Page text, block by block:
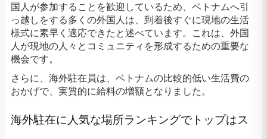
国人が参加することを歓迎しているため、ベトナムへ引
っ越しをする多くの外国人は、到着後すぐに現地の生活
様式に素早く適応できたと述べています。これは、外国
人が現地の人々とコミュニティを形成するための重要な
機会です。
さらに、海外駐在員は、ベトナムの比較的低い生活費の
おかげで、実質的に給料の増額となりました。
海外駐在に人気な場所ランキングでトップはス